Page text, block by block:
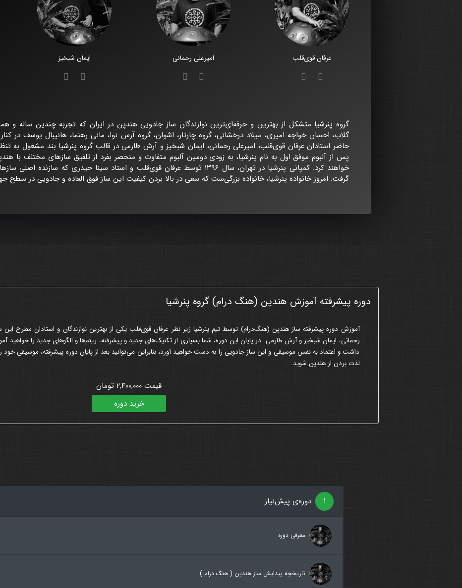
عرفان قوی‌قلب امیرعلی رحمانی ایمان شبخیز
گروه پنرشیا متشکل از بهترین و حرفه‌ای‌ترین نوازندگان ساز جادویی هندپن در ایران که تجربه چندین ساله و
گلاب، احسان خواجه امیری، میلاد درخشانی، گروه چارتار، اشوان، گروه آرس نوا، مانی رهنما، هانیبال یوسف در
حاضر استادان عرفان قوی‌قلب، امیرعلی رحمانی، ایمان شبخیز و آرش طارمی در قالب گروه پنرشیا بند مشغول به
پس از آلبوم موفق اول به نام پنرشیا، به زودی دومین آلبوم متفاوت و منحصر بفرد از تلفیق سازهای مختلف با
خواهند کرد. کمپانی پنرشیا در تهران، سال ۱۳۹۶ توسط عرفان قوی‌قلب و استاد سینا حیدری که
گرفت. امروز خانواده پنرشیا، خانواده بزرگی‌ست که سعی در بالا بردن کیفیت این ساز فوق العاده و جادویی در سطح
دوره پیشرفته آموزش هندپن (هنگ درام) گروه پنرشیا
آموزش دوره پیشرفته ساز هندپن (هنگ‌درام) توسط تیم پنرشیا زیر نظر عرفان قوی‌قلب یکی از بهترین نوازندگان و استادان مطرح این
رحمانی، ایمان شبخیز و آرش طارمی. در پایان این دوره، شما بسیاری از تکنیک‌های جدید و پیشرفته، ریتم‌ها و الگوهای جدید را خواهید
داشت و اعتماد به نفس موسیقی و این ساز جادویی را به دست خواهید آورد، بنابراین می‌توانید بعد از پایان دوره پیشرفته، موسیقی خود
لذت بردن از هندپن شوید.
قیمت ۲,۴۰۰,۰۰۰ تومان
خرید دوره
۱ دوره‌ی پیش‌نیاز
معرفی دوره
تاریخچه پیدایش ساز هندپن ( هنگ درام )